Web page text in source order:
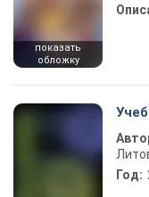
показать
обложку
Год: